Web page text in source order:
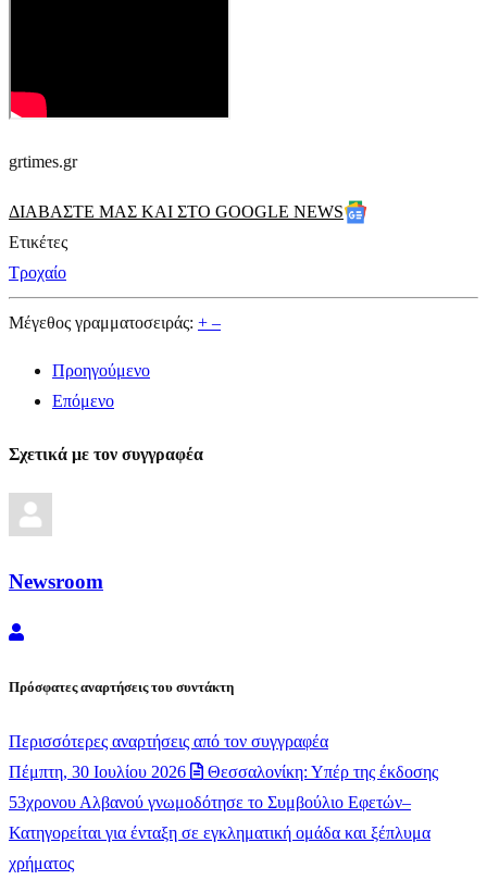
grtimes.gr
ΔΙΑΒΑΣΤΕ ΜΑΣ ΚΑΙ ΣΤΟ GOOGLE NEWS
Ετικέτες
Τροχαίο
Μέγεθος γραμματοσειράς: + –
Προηγούμενο
Επόμενο
Σχετικά με τον συγγραφέα
Newsroom
Newsroom
Πρόσφατες αναρτήσεις του συντάκτη
Περισσότερες αναρτήσεις από τον συγγραφέα
Πέμπτη, 30 Ιουλίου 2026
Θεσσαλονίκη: Υπέρ της έκδοσης
53χρονου Αλβανού γνωμοδότησε το Συμβούλιο Εφετών–
Κατηγορείται για ένταξη σε εγκληματική ομάδα και ξέπλυμα
χρήματος